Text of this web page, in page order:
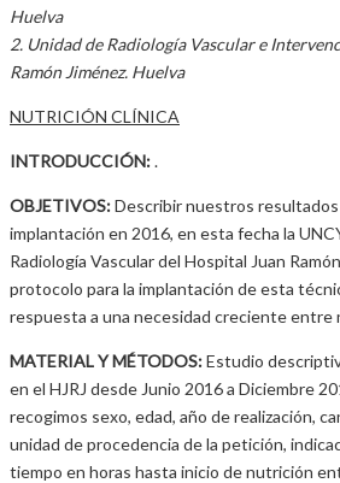
Huelva
2. Unidad de Radiología Vascular e
Ramón Jiménez. Huelva
NUTRICIÓN CLÍNICA
INTRODUCCIÓN:.
OBJETIVOS:Describir nuestros resultados
implantación en 2016, en esta fecha la
Radiología Vascular del Hospital Juan
protocolo para la implantación de esta
respuesta a una necesidad creciente
MATERIAL Y MÉTODOS:Estudio
en el HJRJ desde Junio 2016 a Diciembre
recogimos sexo, edad, año de realización,
unidad de procedencia de la petición,
tiempo en horas hasta inicio de nutrición